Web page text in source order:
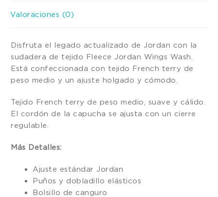
Valoraciones (0)
Disfruta el legado actualizado de Jordan con la
sudadera de tejido Fleece Jordan Wings Wash.
Está confeccionada con tejido French terry de
peso medio y un ajuste holgado y cómodo.
Tejido French terry de peso medio, suave y cálido.
El cordón de la capucha se ajusta con un cierre
regulable.
Más Detalles:
Ajuste estándar Jordan
Puños y dobladillo elásticos
Bolsillo de canguro